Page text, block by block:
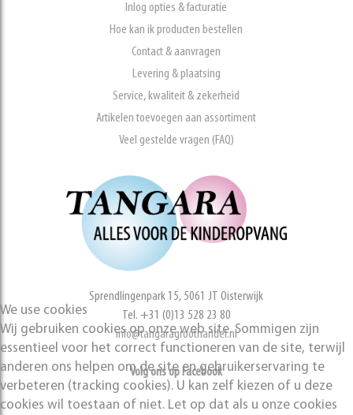
Inlog opties & facturatie
Hoe kan ik producten bestellen
Contact & aanvragen
Levering & plaatsing
Service, kwaliteit & zekerheid
Artikelen toevoegen aan assortiment
Veel gestelde vragen (FAQ)
Sprendlingenpark 15, 5061 JT Oisterwijk
Tel. +31 (0)13 528 23 80
info@tangaragroothandel.nl
Volg ons op Facebook
We use cookies
Wij gebruiken cookies op onze web site. Sommigen zijn
essentieel voor het correct functioneren van de site, terwijl
anderen ons helpen om de site en gebruikerservaring te
verbeteren (tracking cookies). U kan zelf kiezen of u deze
cookies wil toestaan of niet. Let op dat als u onze cookies